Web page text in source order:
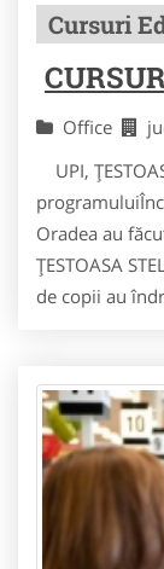
Cursuri
Office
UPI,
Oradea au
ŢESTOASA
de copii au